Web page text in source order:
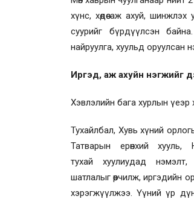
хүнс, хөдөө аж ахуй,
суурийг бүрдүүлсэн
найруулга, хуульд оруулсан
Иргэд, аж ахуйн нэгжийг
Хэвлэлийн бага хурлын үеэр
Тухайлбал, Хувь хүний
Татварын ерөнхий
тухайхуулиудад нэмэлт,
шатлалыгөөрчилж, иргэдийн
хэрэгжүүлжээ.Үүний үр